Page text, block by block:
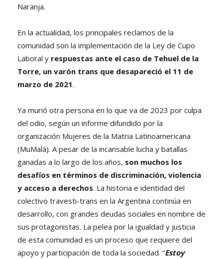
Naranja.
En la actualidad, los principales reclamos de la
comunidad son la implementación de la Ley de Cupo
Laboral y respuestas ante el caso de Tehuel de la
Torre, un varón trans que desapareció el 11 de
marzo de 2021.
Ya murió otra persona en lo que va de 2023 por culpa
del odio, según un informe difundido por la
organización Mujeres de la Matria Latinoamericana
(MuMalá). A pesar de la incansable lucha y batallas
ganadas a lo largo de los años, son muchos los
desafíos en términos de discriminación, violencia
y acceso a derechos. La historia e identidad del
colectivo travesti-trans en la Argentina continúa en
desarrollo, con grandes deudas sociales en nombre de
sus protagonistas. La pelea por la igualdad y justicia
de esta comunidad es un proceso que requiere del
apoyo y participación de toda la sociedad. “Estoy